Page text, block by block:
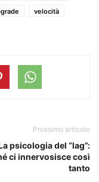
velocità
Prossimo articolo
psicologia del “lag”:
ci innervosisce così
tanto